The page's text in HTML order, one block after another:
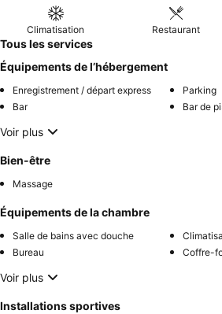
Climatisation Restaurant
Tous les services
Équipements de l’hébergement
Enregistrement / départ express
Parking
Bar
Bar de
Voir plus
Bien-être
Massage
Équipements de la chambre
Salle de bains avec douche
Bureau
Coffre-
Voir plus
Installations sportives